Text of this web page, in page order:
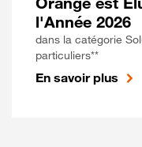
l'Année 2026
dans la catégorie
particuliers**
En savoir plus